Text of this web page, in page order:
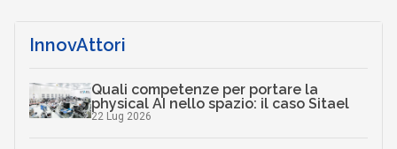
InnovAttori
Quali competenze per portare la
physical AI nello spazio: il caso Sitael
22 Lug 2026